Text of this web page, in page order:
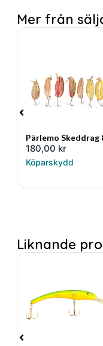
Mer från
Pärlemo Skeddrag
180,00 kr
Köparskydd
Liknande